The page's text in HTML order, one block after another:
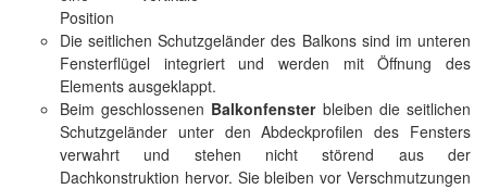
Position
Die seitlichen Schutzgeländer des Balkons sind im unteren
Fensterflügel integriert und werden mit Öffnung des
Elements ausgeklappt.
Beim geschlossenen Balkonfensterbleiben die seitlichen
Schutzgeländer unter den Abdeckprofilen des Fensters
verwahrt und stehen nicht störend aus der
Dachkonstruktion hervor. Sie bleiben vor Verschmutzungen